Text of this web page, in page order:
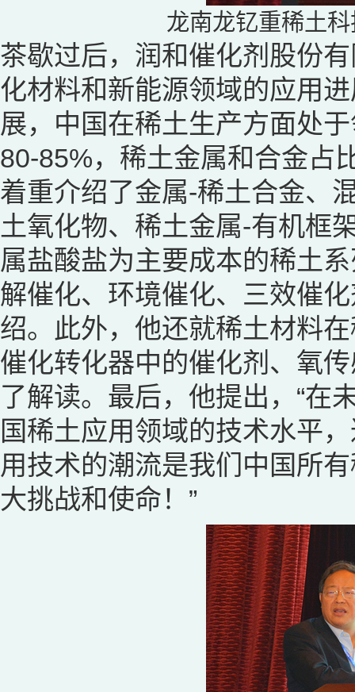
龙南龙钇重稀土
茶歇过后，润和催化剂股份
化材料和新能源领域的应用
展，中国在稀土生产方面处
80-85%，稀土金属和合金占
着重介绍了金属-稀土合金、
土氧化物、稀土金属-有机框
属盐酸盐为主要成本的稀土
解催化、环境催化、三效催
绍。此外，他还就稀土材料
催化转化器中的催化剂、氧
了解读。最后，他提出，“在
国稀土应用领域的技术水平
用技术的潮流是我们中国所
大挑战和使命！”